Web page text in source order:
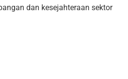
dan kesejahteraan sektor